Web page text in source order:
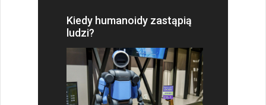
Kiedy humanoidy zastąpią
ludzi?